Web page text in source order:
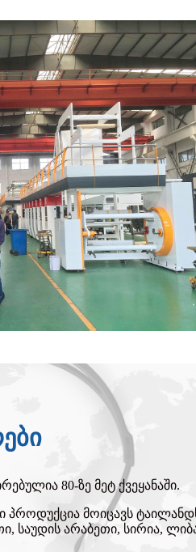
80-ზე მეტ ქვეყანაში.
მოიცავს
საუდის არაბეთი, სირია,